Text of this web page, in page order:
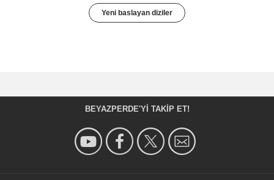
Yeni baslayan diziler
BEYAZPERDE'YI TAKIP ET!